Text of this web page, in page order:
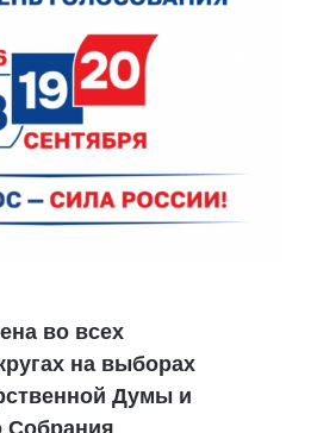
во всех
на выборах
Думы и
Собрания